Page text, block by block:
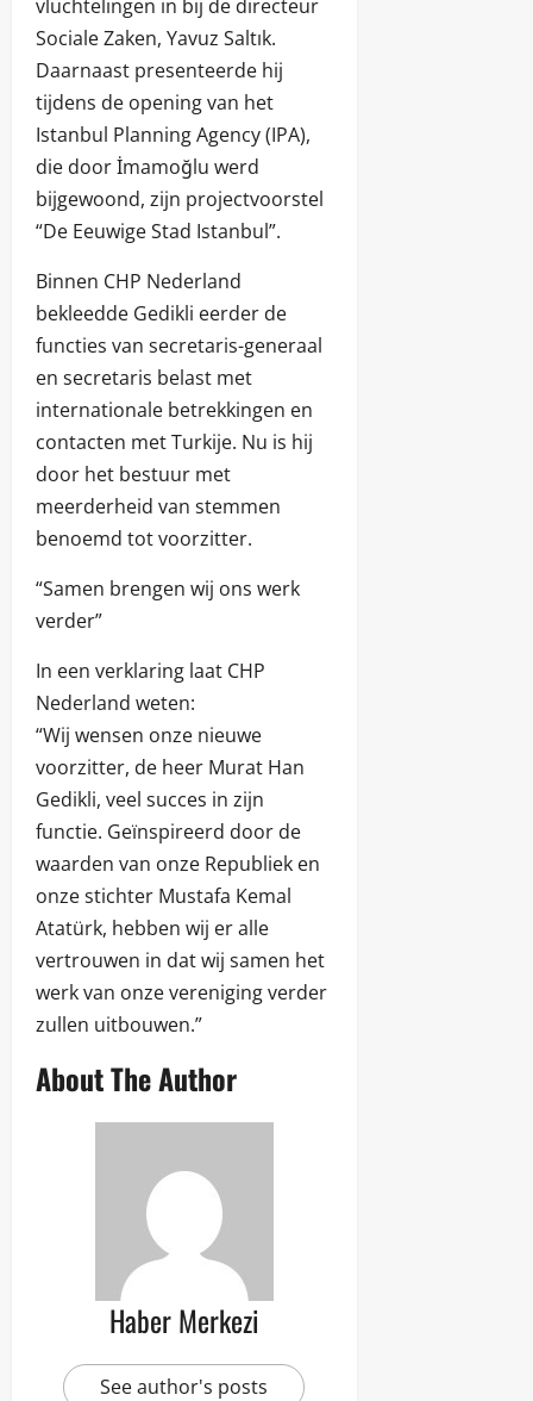
vluchtelingen in bij de directeur
Sociale Zaken, Yavuz Saltık.
Daarnaast presenteerde hij
tijdens de opening van het
Istanbul Planning Agency (IPA),
die door İmamoğlu werd
bijgewoond, zijn projectvoorstel
“De Eeuwige Stad Istanbul”.
Binnen CHP Nederland
bekleedde Gedikli eerder de
functies van secretaris-generaal
en secretaris belast met
internationale betrekkingen en
contacten met Turkije. Nu is hij
door het bestuur met
meerderheid van stemmen
benoemd tot voorzitter.
“Samen brengen wij ons werk
verder”
In een verklaring laat CHP
Nederland weten:
“Wij wensen onze nieuwe
voorzitter, de heer Murat Han
Gedikli, veel succes in zijn
functie. Geïnspireerd door de
waarden van onze Republiek en
onze stichter Mustafa Kemal
Atatürk, hebben wij er alle
vertrouwen in dat wij samen het
werk van onze vereniging verder
zullen uitbouwen.”
About The Author
Haber Merkezi
See author's posts